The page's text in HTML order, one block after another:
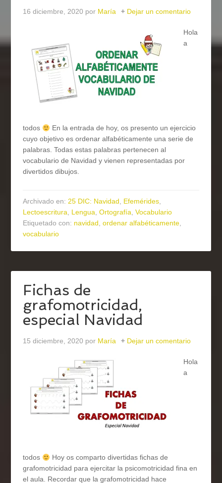
16 diciembre, 2020 por María Dejar un comentario
Hola
a
todos
En la entrada de hoy, os presento un ejercicio
cuyo objetivo es ordenar alfabéticamente una serie de
palabras. Todas estas palabras pertenecen al
vocabulario de Navidad y vienen representadas por
divertidos dibujos.
Archivado en:25 DIC: Navidad, Efemérides,
Lectoescritura, Lengua,Ortografía,Vocabulario
Etiquetado con: navidad,ordenar alfabéticamente,
vocabulario
Fichas de
grafomotricidad,
especial Navidad
15 diciembre, 2020 por María Dejar un comentario
Hola
a
todos
Hoy os comparto divertidas fichas de
grafomotricidad para ejercitar la psicomotricidad fina en
el aula. Recordar que la grafomotricidad hace